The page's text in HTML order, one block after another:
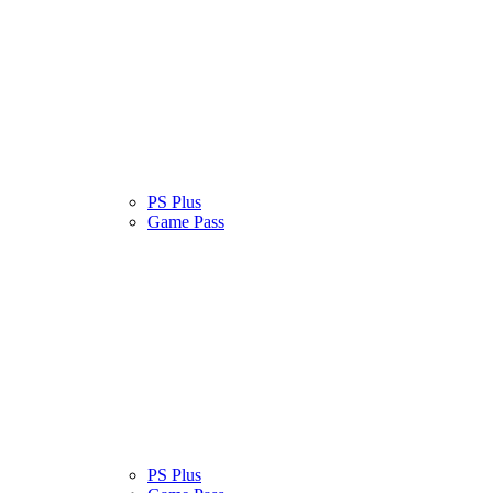
PS Plus
Game Pass
PS Plus